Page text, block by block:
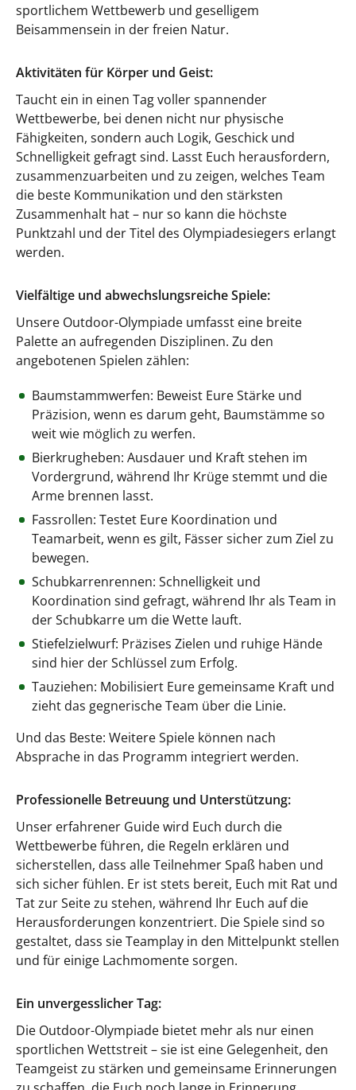
sportlichem Wettbewerb und geselligem
Beisammensein in der freien Natur.
Aktivitäten für Körper und Geist:
Taucht ein in einen Tag voller spannender
Wettbewerbe, bei denen nicht nur physische
Fähigkeiten, sondern auch Logik, Geschick und
Schnelligkeit gefragt sind. Lasst Euch herausfordern,
zusammenzuarbeiten und zu zeigen, welches Team
die beste Kommunikation und den stärksten
Zusammenhalt hat – nur so kann die höchste
Punktzahl und der Titel des Olympiadesiegers erlangt
werden.
Vielfältige und abwechslungsreiche Spiele:
Unsere Outdoor-Olympiade umfasst eine breite
Palette an aufregenden Disziplinen. Zu den
angebotenen Spielen zählen:
Baumstammwerfen: Beweist Eure Stärke und
Präzision, wenn es darum geht, Baumstämme so
weit wie möglich zu werfen.
Bierkrugheben: Ausdauer und Kraft stehen im
Vordergrund, während Ihr Krüge stemmt und die
Arme brennen lasst.
Fassrollen: Testet Eure Koordination und
Teamarbeit, wenn es gilt, Fässer sicher zum Ziel zu
bewegen.
Schubkarrenrennen: Schnelligkeit und
Koordination sind gefragt, während Ihr als Team in
der Schubkarre um die Wette lauft.
Stiefelzielwurf: Präzises Zielen und ruhige Hände
sind hier der Schlüssel zum Erfolg.
Tauziehen: Mobilisiert Eure gemeinsame Kraft und
zieht das gegnerische Team über die Linie.
Und das Beste: Weitere Spiele können nach
Absprache in das Programm integriert werden.
Professionelle Betreuung und Unterstützung:
Unser erfahrener Guide wird Euch durch die
Wettbewerbe führen, die Regeln erklären und
sicherstellen, dass alle Teilnehmer Spaß haben und
sich sicher fühlen. Er ist stets bereit, Euch mit Rat und
Tat zur Seite zu stehen, während Ihr Euch auf die
Herausforderungen konzentriert. Die Spiele sind so
gestaltet, dass sie Teamplay in den Mittelpunkt stellen
und für einige Lachmomente sorgen.
Ein unvergesslicher Tag:
Die Outdoor-Olympiade bietet mehr als nur einen
sportlichen Wettstreit – sie ist eine Gelegenheit, den
Teamgeist zu stärken und gemeinsame Erinnerungen